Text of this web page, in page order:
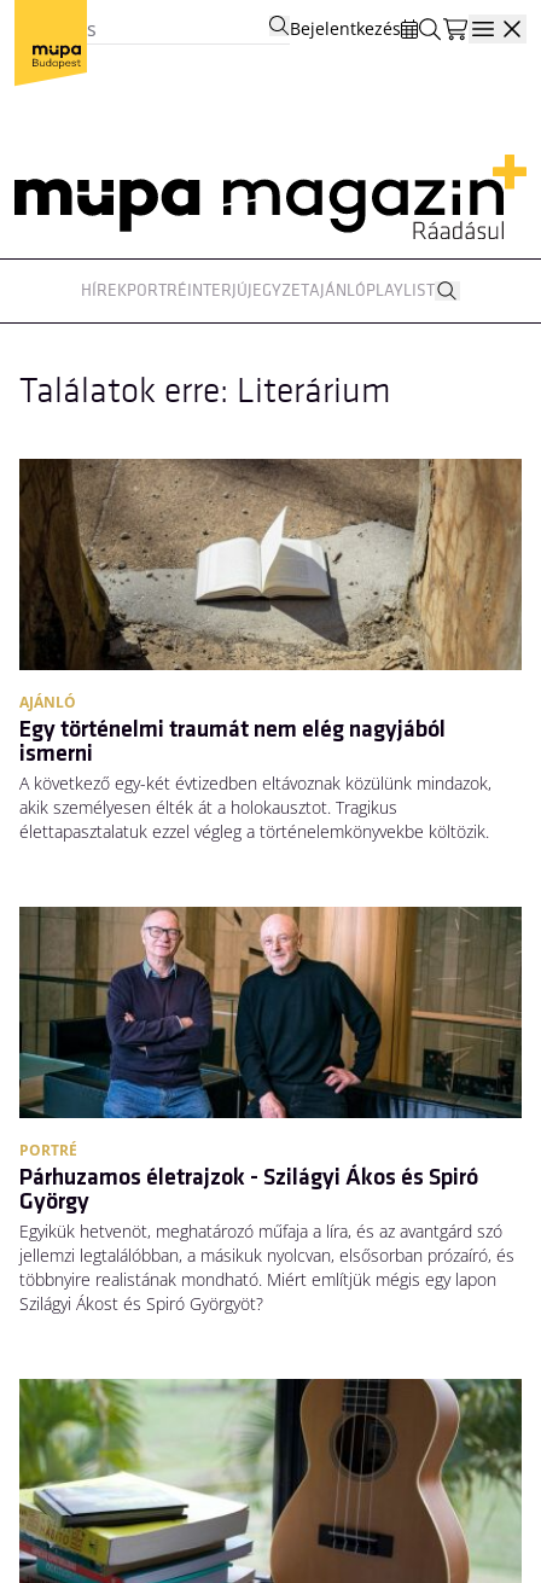
Bejelentkezés
HÍREKPORTRÉINTERJÚJEGYZETAJÁNLÓPLAYLIST
Találatok erre: Literárium
AJÁNLÓ
Egy történelmi traumát nem elég nagyjából
ismerni
A következő egy-két évtizedben eltávoznak közülünk mindazok,
akik személyesen élték át a holokausztot. Tragikus
élettapasztalatuk ezzel végleg a történelemkönyvekbe költözik.
PORTRÉ
Párhuzamos életrajzok - Szilágyi Ákos és Spiró
György
Egyikük hetvenöt, meghatározó műfaja a líra, és az avantgárd szó
jellemzi legtalálóbban, a másikuk nyolcvan, elsősorban prózaíró, és
többnyire realistának mondható. Miért említjük mégis egy lapon
Szilágyi Ákost és Spiró Györgyöt?